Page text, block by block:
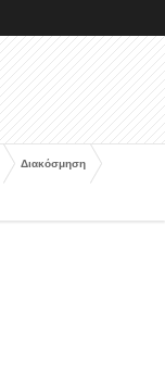
Διακόσμηση